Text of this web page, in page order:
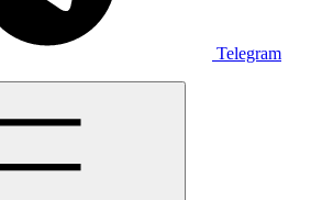
Telegram